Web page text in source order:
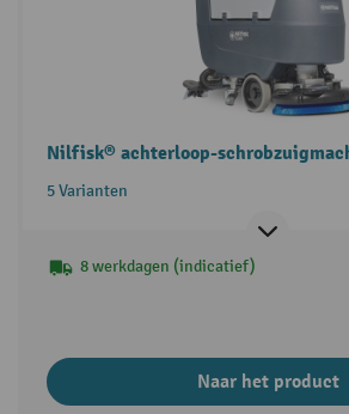
Nilfisk® achterloop-
5 Varianten
8 werkdagen (indicatief)
Naar het product